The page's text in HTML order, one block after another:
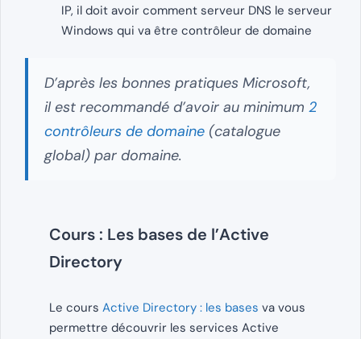
IP, il doit avoir comment serveur DNS le serveur
Windows qui va être contrôleur de domaine
D’après les bonnes pratiques Microsoft,
il est recommandé d’avoir au minimum 2
contrôleurs de domaine (catalogue
global) par domaine.
Cours : Les bases de l’Active
Directory
Le cours Active Directory : les bases va vous
permettre découvrir les services Active